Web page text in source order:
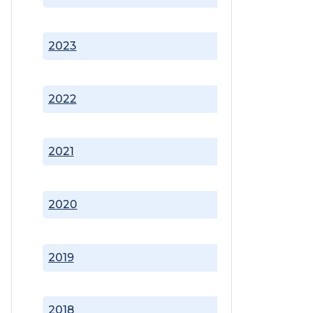
2018
2019
2020
2021
2022
2023